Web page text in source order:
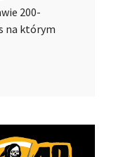
200-
na którym